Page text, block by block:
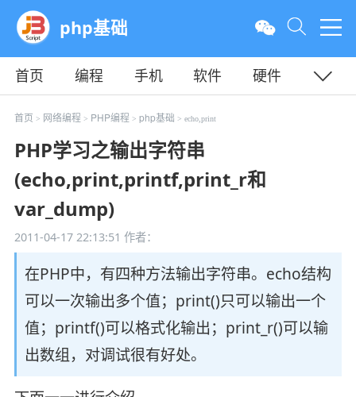
php基础
首页 编程 手机 软件
硬件
教程
平面 服务器
首页 > 网络编程 > PHP编程 > php基础 > echo,print
PHP学习之输出字符串
(echo,print,printf,print_r和
var_dump)
2011-04-17 22:13:51 作者：
在PHP中，有四种方法输出字符串。echo结构
可以一次输出多个值；print()只可以输出一个
值；printf()可以格式化输出；print_r()可以输
出数组，对调试很有好处。